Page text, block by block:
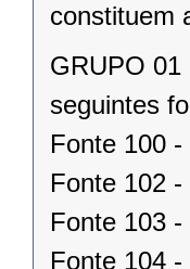
constituem
GRUPO
seguintes
Fonte 100
Fonte 102
Fonte 103
Fonte 104